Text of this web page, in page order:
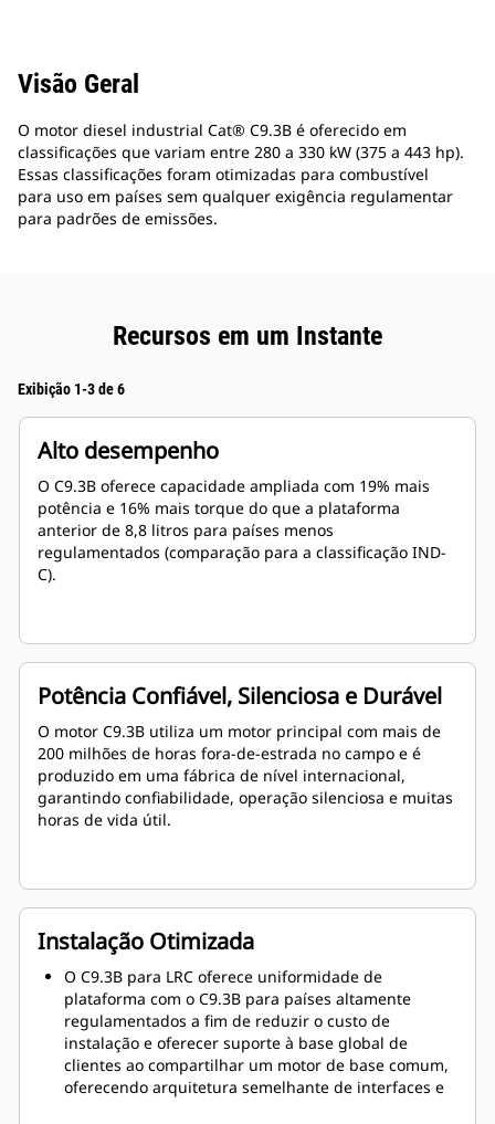
Visão Geral
O motor diesel industrial Cat® C9.3B é oferecido em
classificações que variam entre 280 a 330 kW (375 a 443 hp).
Essas classificações foram otimizadas para combustível
para uso em países sem qualquer exigência regulamentar
para padrões de emissões.
Recursos em um Instante
Exibição 1-3 de 6
Alto desempenho
O C9.3B oferece capacidade ampliada com 19% mais
potência e 16% mais torque do que a plataforma
anterior de 8,8 litros para países menos
regulamentados (comparação para a classificação IND-
C).
Potência Confiável, Silenciosa e Durável
O motor C9.3B utiliza um motor principal com mais de
200 milhões de horas fora-de-estrada no campo e é
produzido em uma fábrica de nível internacional,
garantindo confiabilidade, operação silenciosa e muitas
horas de vida útil.
Instalação Otimizada
O C9.3B para LRC oferece uniformidade de
plataforma com o C9.3B para países altamente
regulamentados a fim de reduzir o custo de
instalação e oferecer suporte à base global de
clientes ao compartilhar um motor de base comum,
oferecendo arquitetura semelhante de interfaces e